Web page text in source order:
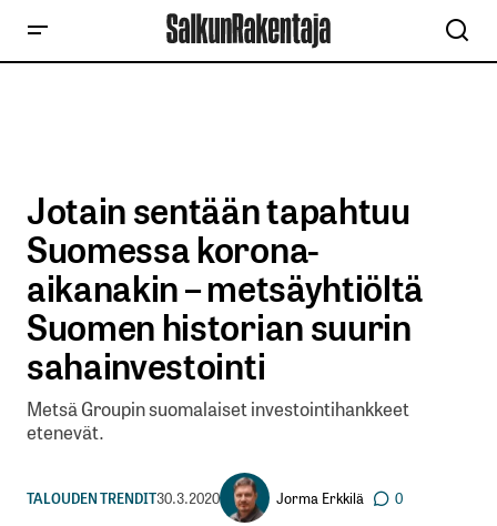
Jotain sentään tapahtuu
Suomessa korona-
aikanakin – metsäyhtiöltä
Suomen historian suurin
sahainvestointi
Metsä Groupin suomalaiset investointihankkeet
etenevät.
TALOUDEN TRENDIT30.3.2020 Jorma Erkkilä 0